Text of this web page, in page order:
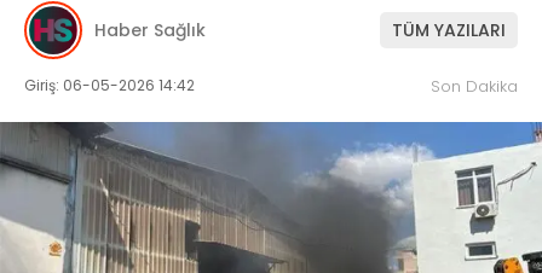
Haber Sağlık TÜM YAZILARI
Giriş: 06-05-2026 14:42 Son Dakika